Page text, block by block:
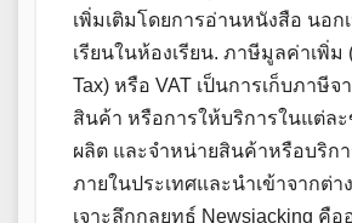
เพิ่มเติมโดยการอ่านหนังสือ นอก
เรียนในห้องเรียน. ภาษีมูลค่าเพิ่ม
Tax) หรือ VAT เป็นการเก็บภาษีจ
สินค้า หรือการให้บริการในแต่ล
ผลิต และจำหน่ายสินค้าหรือบริก
ภายในประเทศและนำเข้าจากต่า
เจาะลึกกลยุทธ์ Newsjacking คือ